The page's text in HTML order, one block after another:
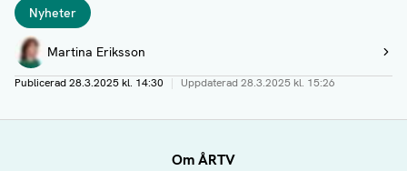
Taggar
Nyheter
Författare
Martina Eriksson
Visa profil
Publicerad28.3.2025 kl. 14:30 | Uppdaterad28.3.2025 kl. 15:26
Om ÅRTV